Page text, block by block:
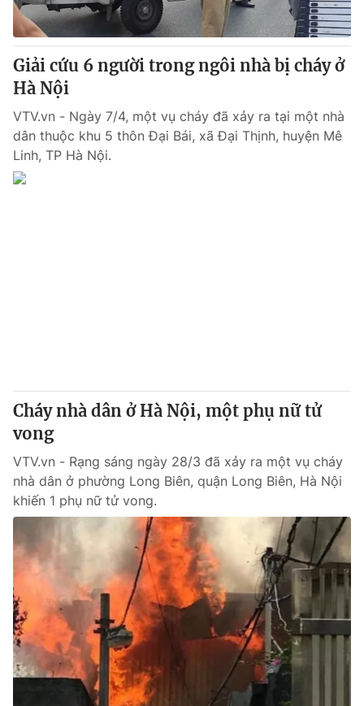
Sản phẩm
Thị trường
Tư vấn
Lịch phát sóng
Chuyên mục khác
Emagazine Podcast
Photo
VTV4 Vươn mình bằng AI
VTV9 VTV8
Liên hệ tòa soạn
THỜI BÁO VTV
Theo dõi báo trên
Cơ quan chủ quản:Đài Truyền hình Việt Nam
Giải cứu 6 người trong ngôi nhà bị cháy ở
Hà Nội
VTV.vn - Ngày 7/4, một vụ cháy đã xảy ra tại một nhà
dân thuộc khu 5 thôn Đại Bái, xã Đại Thịnh, huyện Mê
Linh, TP Hà Nội.
Cháy nhà dân ở Hà Nội, một phụ nữ tử
vong
VTV.vn - Rạng sáng ngày 28/3 đã xảy ra một vụ cháy
nhà dân ở phường Long Biên, quận Long Biên, Hà Nội
khiến 1 phụ nữ tử vong.